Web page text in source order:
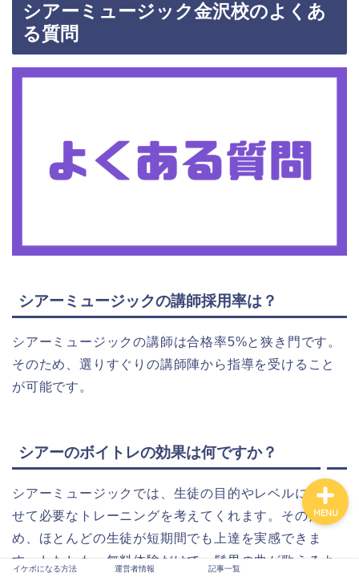
シアーミュージック金沢校のよくあ
る質問
シアーミュージックの講師採用率は？
シアーミュージックの講師は合格率5%と狭き門です。
そのため、選りすぐりの講師陣から指導を受けること
が可能です。
シアーのボイトレの効果は何ですか？
シアーミュージックでは、生徒の目的やレベルに合わ
せて必要なトレーニングを考えてくれます。そのた
め、ほとんどの生徒が短期間でも上達を実感できま
す。わたしも、無料体験だけで、髭男の曲が歌えるよ
イケボになる方法 運営者情報 記事一覧
MENU
イケボになる方法